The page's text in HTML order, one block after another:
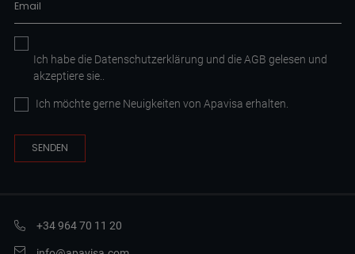
Ich habe die Datenschutzerklärung und die AGB gelesen und
akzeptiere sie.
Ich möchte gerne Neuigkeiten von Apavisa erhalten.
+34 964 70 11 20